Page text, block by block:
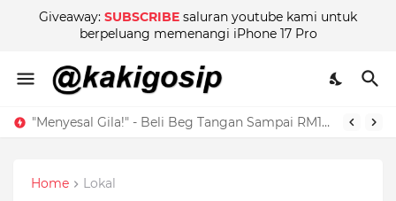
Giveaway: SUBSCRIBE saluran youtube kami untuk
berpeluang memenangi iPhone 17 Pro
"Menyesal Gila!" - Beli Beg Tangan Sampai RM135,000, Selebriti Popular Ini Akui ‘Bebal’ & Kini Terus Berubah!
Ustaz Don: Menegakkan Kebenaran di Balik Kontroversi
Home Lokal